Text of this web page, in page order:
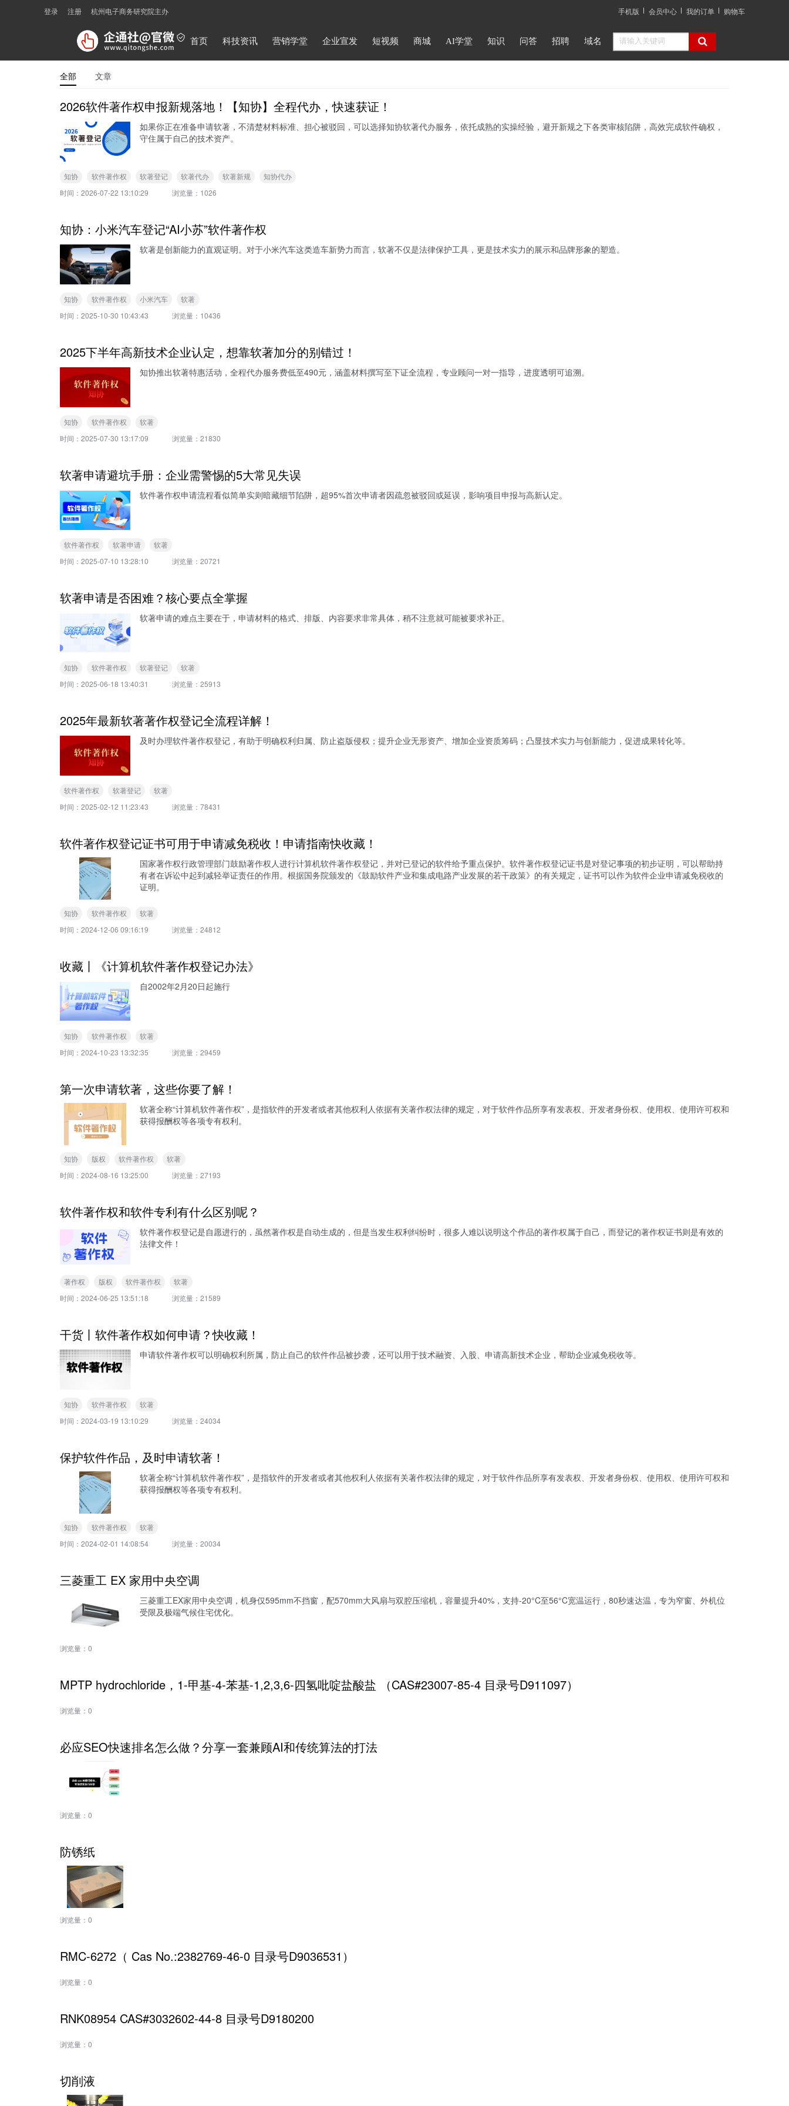
登录 注册 杭州电子商务研究院主办 手机版 会员中心 我的订单 购物车
首页 科技资讯 营销学堂 企业宣发 短视频 商城 AI学堂 知识 问答 招聘 域名
全部 文章
2026软件著作权申报新规落地！【知协】全程代办，快速获证！
如果你正在准备申请软著，不清楚材料标准、担心被驳回，可以选择知协软著代办服务，依托成熟的实操经验，避开新规之下各类审核陷阱，高效完成软件确权，
守住属于自己的技术资产。
知协 软件著作权 软著登记 软著代办 软著新规
知协代办
时间： 2026-07-22 13:10:29 浏览量： 1026
知协：小米汽车登记“AI小苏”软件著作权
软著是创新能力的直观证明。对于小米汽车这类造车新势力而言，软著不仅是法律保护工具，更是技术实力的展示和品牌形象的塑造。
知协 软件著作权 小米汽车
软著
时间： 2025-10-30 10:43:43 浏览量： 10436
2025下半年高新技术企业认定，想靠软著加分的别错过！
知协推出软著特惠活动，全程代办服务费低至490元，涵盖材料撰写至下证全流程，专业顾问一对一指导，进度透明可追溯。
知协 软件著作权
软著
时间： 2025-07-30 13:17:09 浏览量： 21830
软著申请避坑手册：企业需警惕的5大常见失误
软件著作权申请流程看似简单实则暗藏细节陷阱，超95%首次申请者因疏忽被驳回或延误，影响项目申报与高新认定。
软件著作权 软著申请
软著
时间： 2025-07-10 13:28:10 浏览量： 20721
软著申请是否困难？核心要点全掌握
软著申请的难点主要在于，申请材料的格式、排版、内容要求非常具体，稍不注意就可能被要求补正。
知协 软件著作权 软著登记
软著
时间： 2025-06-18 13:40:31 浏览量： 25913
2025年最新软著著作权登记全流程详解！
及时办理软件著作权登记，有助于明确权利归属、防止盗版侵权；提升企业无形资产、增加企业资质筹码；凸显技术实力与创新能力，促进成果转化等。
软件著作权 软著登记
软著
时间： 2025-02-12 11:23:43 浏览量： 78431
软件著作权登记证书可用于申请减免税收！申请指南快收藏！
国家著作权行政管理部门鼓励著作权人进行计算机软件著作权登记，并对已登记的软件给予重点保护。软件著作权登记证书是对登记事项的初步证明，可以帮助持
有者在诉讼中起到减轻举证责任的作用。根据国务院颁发的《鼓励软件产业和集成电路产业发展的若干政策》的有关规定，证书可以作为软件企业申请减免税收的
证明。
知协 软件著作权
软著
时间： 2024-12-06 09:16:19 浏览量： 24812
收藏丨《计算机软件著作权登记办法》
自2002年2月20日起施行
知协 软件著作权
软著
时间： 2024-10-23 13:32:35 浏览量： 29459
第一次申请软著，这些你要了解！
软著全称“计算机软件著作权”，是指软件的开发者或者其他权利人依据有关著作权法律的规定，对于软件作品所享有发表权、开发者身份权、使用权、使用许可权和
获得报酬权等各项专有权利。
知协 版权 软件著作权
软著
时间： 2024-08-16 13:25:00 浏览量： 27193
软件著作权和软件专利有什么区别呢？
软件著作权登记是自愿进行的，虽然著作权是自动生成的，但是当发生权利纠纷时，很多人难以说明这个作品的著作权属于自己，而登记的著作权证书则是有效的
法律文件！
著作权 版权 软件著作权
软著
时间： 2024-06-25 13:51:18 浏览量： 21589
干货丨软件著作权如何申请？快收藏！
申请软件著作权可以明确权利所属，防止自己的软件作品被抄袭，还可以用于技术融资、入股、申请高新技术企业，帮助企业减免税收等。
知协 软件著作权
软著
时间： 2024-03-19 13:10:29 浏览量： 24034
保护软件作品，及时申请软著！
软著全称“计算机软件著作权”，是指软件的开发者或者其他权利人依据有关著作权法律的规定，对于软件作品所享有发表权、开发者身份权、使用权、使用许可权和
获得报酬权等各项专有权利。
知协 软件著作权
软著
时间： 2024-02-01 14:08:54 浏览量： 20034
三菱重工 EX 家用中央空调
三菱重工EX家用中央空调，机身仅595mm不挡窗，配570mm大风扇与双腔压缩机，容量提升40%，支持-20°C至56°C宽温运行，80秒速达温，专为窄窗、外机位
受限及极端气候住宅优化。
浏览量： 0
MPTP hydrochloride，1-甲基-4-苯基-1,2,3,6-四氢吡啶盐酸盐 （CAS#23007-85-4 目录号D911097）
浏览量： 0
必应SEO快速排名怎么做？分享一套兼顾AI和传统算法的打法
浏览量： 0
防锈纸
浏览量： 0
RMC-6272（ Cas No.:2382769-46-0 目录号D9036531）
浏览量： 0
RNK08954 CAS#3032602-44-8 目录号D9180200
浏览量： 0
切削液